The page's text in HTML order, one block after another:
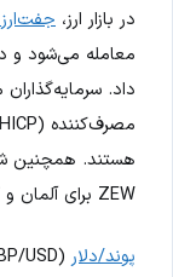
در بازار ارز، جفت‌ارز
معامله می‌شود و
داد.
هستند. همچنین
ZEW برای آلمان و کل منطقه یورو روز سه‌شنبه منتشر خواهد شد.
پوند/دلار